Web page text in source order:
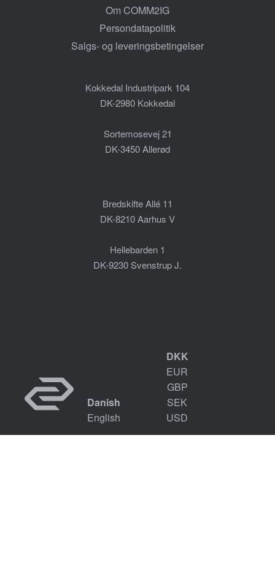
Om COMM2IG
Persondatapolitik
Salgs- og leveringsbetingelser
Kokkedal Industripark 104
DK-2980 Kokkedal
Sortemosevej 21
DK-3450 Allerød
Bredskifte Allé 11
DK-8210 Aarhus V
Hellebarden 1
DK-9230 Svenstrup J.
Danish
English
DKK
EUR
GBP
SEK
USD